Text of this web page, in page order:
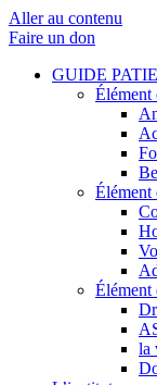
Aller au contenu
Faire un don
GUIDE
Élément
Élément
Élément
la